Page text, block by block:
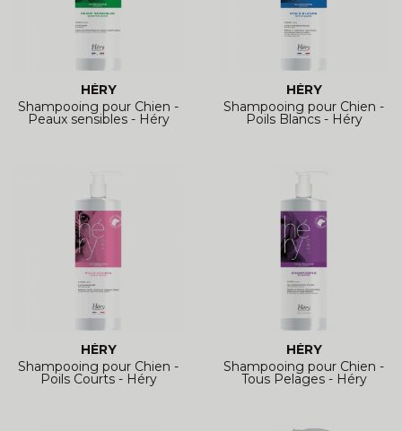
HÉRY
Shampooing pour Chien -
Peaux sensibles - Héry
HÉRY
Shampooing pour Chien -
Poils Blancs - Héry
HÉRY
Shampooing pour Chien -
Poils Courts - Héry
HÉRY
Shampooing pour Chien -
Tous Pelages - Héry